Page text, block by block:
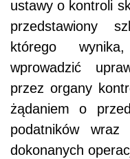
ustawy o kontroli
przedstawiony
którego
wprowadzić
przez organy
żądaniem o
podatników wraz
dokonanych